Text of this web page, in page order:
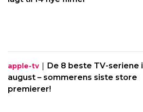
apple-tv| De 8 beste TV-seriene i
august – sommerens siste store
premierer!